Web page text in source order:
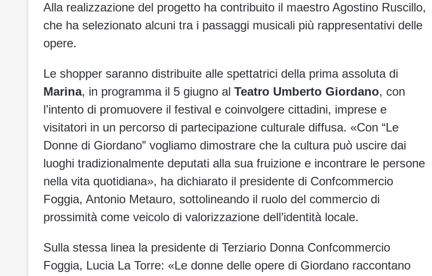
Alla realizzazione del progetto ha contribuito il maestro Agostino Ruscillo,
che ha selezionato alcuni tra i passaggi musicali più rappresentativi delle
opere.
Le shopper saranno distribuite alle spettatrici della prima assoluta di
Marina, in programma il 5 giugno al Teatro Umberto Giordano, con
l’intento di promuovere il festival e coinvolgere cittadini, imprese e
visitatori in un percorso di partecipazione culturale diffusa. «Con “Le
Donne di Giordano” vogliamo dimostrare che la cultura può uscire dai
luoghi tradizionalmente deputati alla sua fruizione e incontrare le persone
nella vita quotidiana», ha dichiarato il presidente di Confcommercio
Foggia, Antonio Metauro, sottolineando il ruolo del commercio di
prossimità come veicolo di valorizzazione dell’identità locale.
Sulla stessa linea la presidente di Terziario Donna Confcommercio
Foggia, Lucia La Torre: «Le donne delle opere di Giordano raccontano